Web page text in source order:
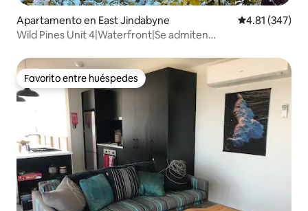
Apartamento en East Jindabyne Calificación
4.81 (347)
Wild Pines Unit 4|Waterfront|Se admiten
Favorito entre huéspedes
Favorito entre huéspedes